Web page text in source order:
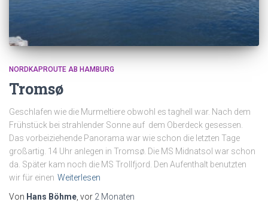
NORDKAPROUTE AB HAMBURG
Tromsø
Geschlafen wie die Murmeltiere obwohl es taghell war. Nach dem
Frühstück bei strahlender Sonne auf dem Oberdeck gesessen.
Das vorbeiziehende Panorama war wie schon die letzten Tage
großartig. 14 Uhr anlegen in Tromsø. Die MS Midnatsol war schon
da. Später kam noch die MS Trollfjord. Den Aufenthalt benutzten
wir für einen Weiterlesen
Von Hans Böhme , vor 2 Monaten